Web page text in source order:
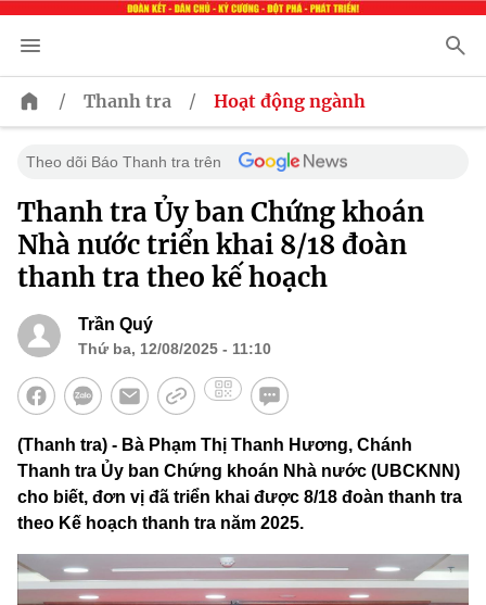
/ Thanh tra / Hoạt động ngành
Theo dõi Báo Thanh tra trên
Thanh tra Ủy ban Chứng khoán
Nhà nước triển khai 8/18 đoàn
thanh tra theo kế hoạch
Trần Quý
Thứ ba, 12/08/2025 - 11:10
(Thanh tra) - Bà Phạm Thị Thanh Hương, Chánh
Thanh tra Ủy ban Chứng khoán Nhà nước (UBCKNN)
cho biết, đơn vị đã triển khai được 8/18 đoàn thanh tra
theo Kế hoạch thanh tra năm 2025.